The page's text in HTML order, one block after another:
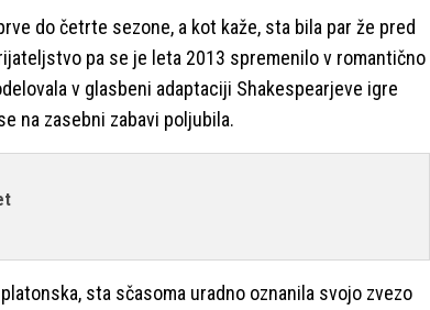
do četrte sezone, a kot kaže, sta bila par že pred
pa se je leta 2013 spremenilo v romantično
v glasbeni adaptaciji Shakespearjeve igre
na zasebni zabavi poljubila.
sta sčasoma uradno oznanila svojo zvezo